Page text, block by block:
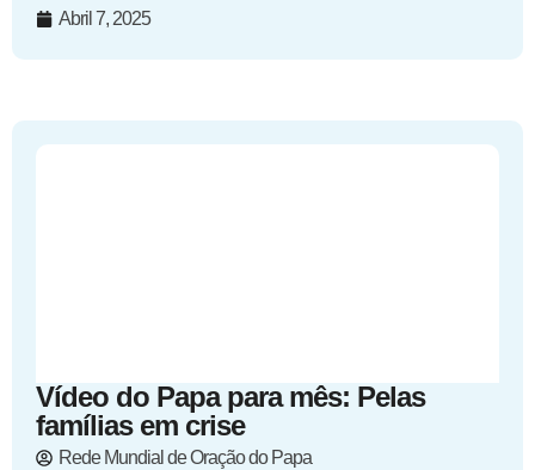
Abril 7, 2025
Vídeo do Papa para mês: Pelas
famílias em crise
Rede Mundial de Oração do Papa